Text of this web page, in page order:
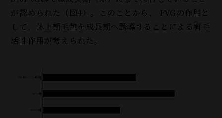
が認められた（図4）。このことから， FVGの作用と
して，休止期毛包を成長期へ誘導することによる育毛
活性作用が考えられた。